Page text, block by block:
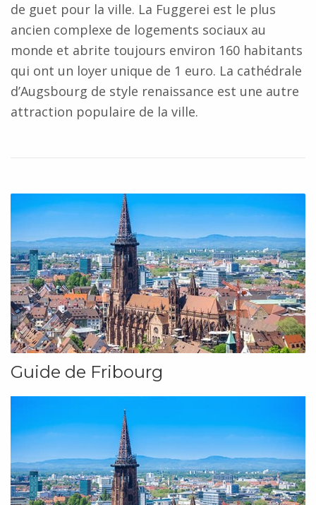
de guet pour la ville. La Fuggerei est le plus
ancien complexe de logements sociaux au
monde et abrite toujours environ 160 habitants
qui ont un loyer unique de 1 euro. La cathédrale
d’Augsbourg de style renaissance est une autre
attraction populaire de la ville.
Guide de Fribourg